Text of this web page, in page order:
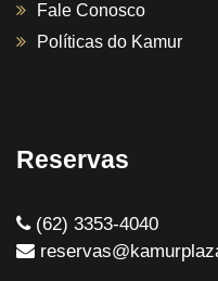
Fale Conosco
Políticas do Kamur
Reservas
(62) 3353-4040